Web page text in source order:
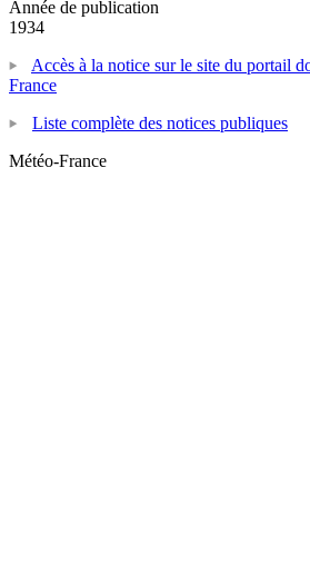
Année de publication
1934
Accès à la notice sur le site du portail
France
Liste complète des notices publiques
Météo-France